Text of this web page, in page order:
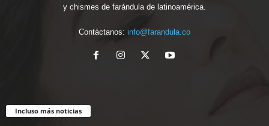
y chismes de farándula de latinoamérica.
Contáctanos: info@farandula.co
Incluso más noticias